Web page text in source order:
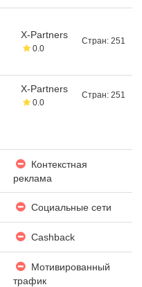
X-Partners
0.0
Стран: 251
X-Partners
0.0
Стран: 251
Контекстная
реклама
Социальные сети
Cashback
Мотивированный
трафик